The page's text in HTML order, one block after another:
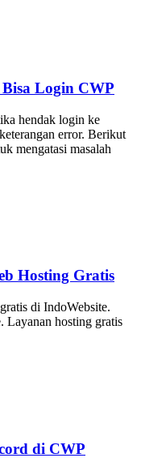
Login CWP
hendak login ke
error. Berikut
mengatasi masalah
Hosting Gratis
di IndoWebsite.
Layanan hosting gratis
di CWP